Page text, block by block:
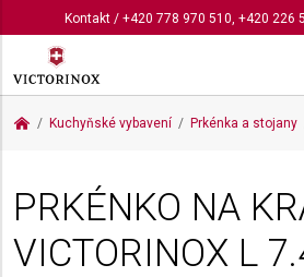
Kontakt/ +420 778 970 510, +420 226
Kuchyňské vybavení Prkénka a stojany
PRKÉNKO NA
VICTORINOX L